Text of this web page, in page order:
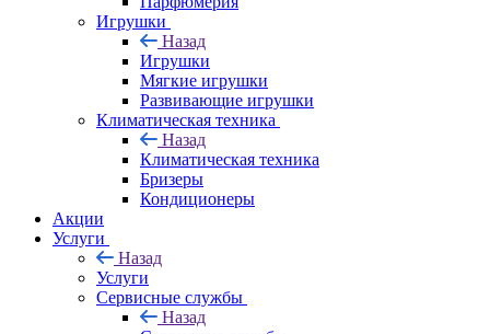
Игрушки
Назад
Игрушки
Мягкие игрушки
Развивающие игрушки
Климатическая техника
Назад
Климатическая техника
Бризеры
Кондиционеры
Акции
Услуги
Назад
Услуги
Сервисные службы
Назад